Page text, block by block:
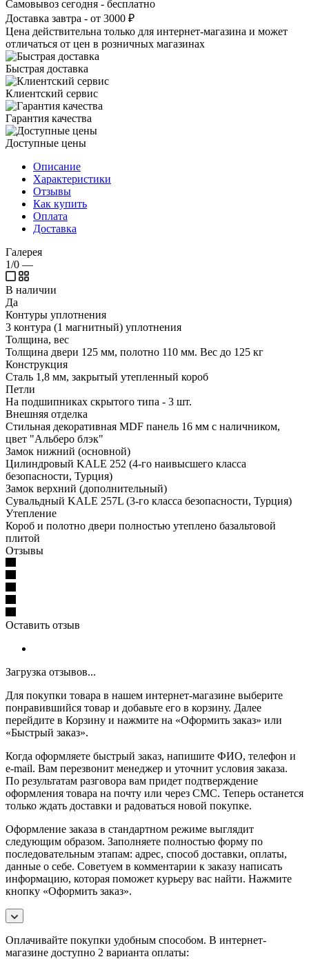
Самовывоз сегодня - бесплатно
Доставка завтра - от 3000 ₽
Цена действительна только для интернет-магазина и может
отличаться от цен в розничных магазинах
Быстрая доставка
Клиентский сервис
Гарантия качества
Доступные цены
Описание
Характеристики
Отзывы
Как купить
Оплата
Доставка
Галерея
1/0 —
В наличии
Да
Контуры уплотнения
3 контура (1 магнитный) уплотнения
Толщина, вес
Толщина двери 125 мм, полотно 110 мм. Вес до 125 кг
Конструкция
Сталь 1,8 мм, закрытый утепленный короб
Петли
На подшипниках скрытого типа - 3 шт.
Внешняя отделка
Стильная декоративная MDF панель 16 мм с наличником,
цвет "Альберо блэк"
Замок нижний (основной)
Цилиндровый KALE 252 (4-го наивысшего класса
безопасности, Турция)
Замок верхний (дополнительный)
Сувальдный KALE 257L (3-го класса безопасности, Турция)
Утепление
Короб и полотно двери полностью утеплено базальтовой
плитой
Отзывы
Оставить отзыв
Загрузка отзывов...
Для покупки товара в нашем интернет-магазине выберите
понравившийся товар и добавьте его в корзину. Далее
перейдите в Корзину и нажмите на «Оформить заказ» или
«Быстрый заказ».
Когда оформляете быстрый заказ, напишите ФИО, телефон и
e-mail. Вам перезвонит менеджер и уточнит условия заказа.
По результатам разговора вам придет подтверждение
оформления товара на почту или через СМС. Теперь останется
только ждать доставки и радоваться новой покупке.
Оформление заказа в стандартном режиме выглядит
следующим образом. Заполняете полностью форму по
последовательным этапам: адрес, способ доставки, оплаты,
данные о себе. Советуем в комментарии к заказу написать
информацию, которая поможет курьеру вас найти. Нажмите
кнопку «Оформить заказ».
Оплачивайте покупки удобным способом. В интернет-
магазине доступно 2 варианта оплаты: